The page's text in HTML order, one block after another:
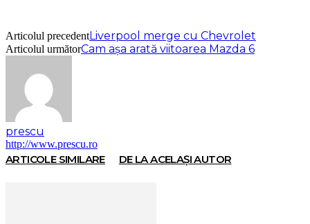
Articolul precedentLiverpool merge cu Chevrolet
Articolul următorCam aşa arată viitoarea Mazda 6
prescu
http://www.prescu.ro
ARTICOLE SIMILARE DE LA ACELAȘI AUTOR